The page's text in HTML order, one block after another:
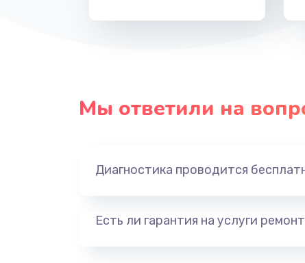
Мы ответили на
Диагностика проводится
Есть ли гарантия на услуги